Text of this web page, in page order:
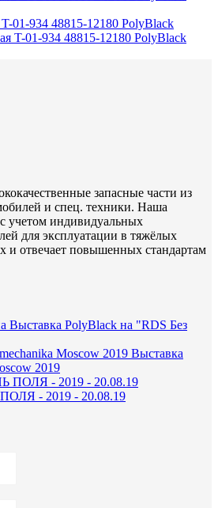
01-934 48815-12180 PolyBlack
запасные части из
и спец. техники. Наша
учетом индивидуальных
для эксплуатации в тяжёлых
и отвечает повышенных стандартам
Выставка PolyBlack на "RDS Без
Выставка
2019
- 2019 - 20.08.19